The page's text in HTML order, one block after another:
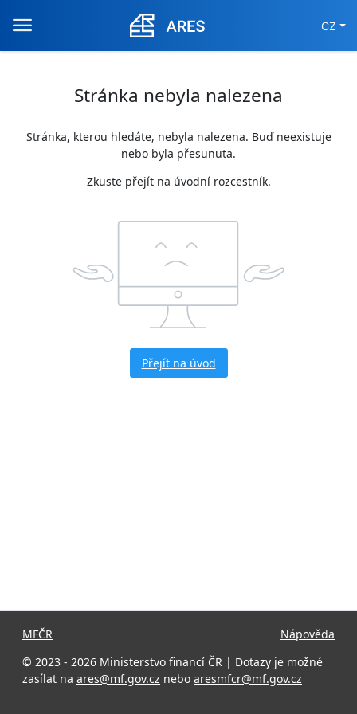
CZ
Stránka nebyla nalezena
Stránka, kterou hledáte, nebyla nalezena. Buď neexistuje
nebo byla přesunuta.
Zkuste přejít na úvodní rozcestník.
Přejít na úvod
MFČR
Nápověda
© 2023 - 2026 Ministerstvo financí ČR | Dotazy je možné
zasílat na ares@mf.gov.cz nebo aresmfcr@mf.gov.cz